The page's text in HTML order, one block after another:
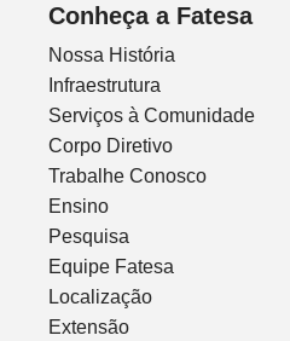
Conheça a Fatesa
Nossa História
Infraestrutura
Serviços à Comunidade
Corpo Diretivo
Trabalhe Conosco
Ensino
Pesquisa
Equipe Fatesa
Localização
Extensão